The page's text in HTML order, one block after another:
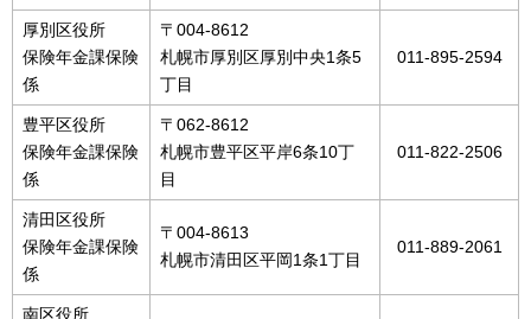
厚別区役所
保険年金課保険
係
〒004-8612
札幌市厚別区厚別中央1条5
丁目
011-895-2594
豊平区役所
保険年金課保険
係
〒062-8612
札幌市豊平区平岸6条10丁
目
011-822-2506
清田区役所
保険年金課保険
係
〒004-8613
札幌市清田区平岡1条1丁目
011-889-2061
南区役所